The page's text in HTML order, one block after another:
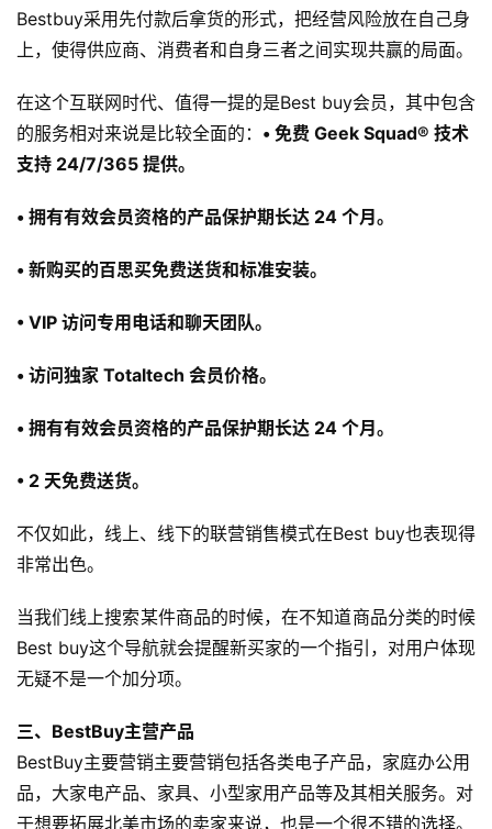
首
页
全
球
开
店
Bestbuy采用先付款后拿货的形式，把经营风险放在自己身
上，使得供应商、消费者和自身三者之间实现共赢的局面。
在这个互联网时代、值得一提的是Best buy会员，其中包含
的服务相对来说是比较全面的： • 免费 Geek Squad® 技术
支持 24/7/365 提供。
• 拥有有效会员资格的产品保护期长达 24 个月。
• 新购买的百思买免费送货和标准安装。
• VIP 访问专用电话和聊天团队。
• 访问独家 Totaltech 会员价格。
• 拥有有效会员资格的产品保护期长达 24 个月。
• 2 天免费送货。
不仅如此，线上、线下的联营销售模式在Best buy也表现得
非常出色。
当我们线上搜索某件商品的时候，在不知道商品分类的时候
Best buy这个导航就会提醒新买家的一个指引，对用户体现
无疑不是一个加分项。
三、BestBuy主营产品
BestBuy主要营销主要营销包括各类电子产品，家庭办公用
品，大家电产品、家具、小型家用产品等及其相关服务。对
于想要拓展北美市场的卖家来说，也是一个很不错的选择。